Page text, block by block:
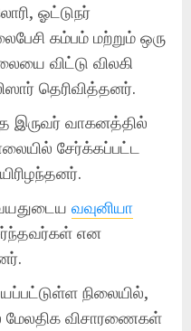
ஓட்டுநர்
கம்பம் மற்றும் ஒரு
விட்டு விலகி
தெரிவித்தனர்.
இருவர் வாகனத்தில்
சேர்க்கப்பட்ட
வவுனியா
என
நிலையில்,
மேலதிக விசாரணைகள்